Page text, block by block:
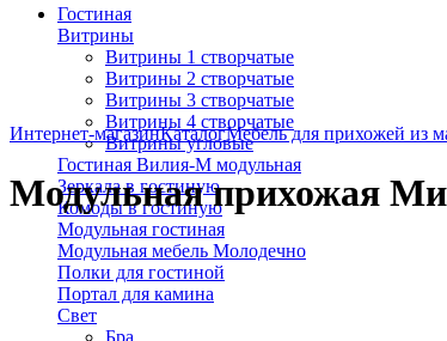
Гостиная
Витрины
Витрины 1 створчатые
Витрины 2 створчатые
Витрины 3 створчатые
Витрины 4 створчатые
Витрины угловые
Гостиная Вилия-М модульная
Зеркала в гостиную
Комоды в гостиную
Модульная гостиная
Модульная мебель Молодечно
Полки для гостиной
Портал для камина
Свет
Интернет-магазинКаталогМебель для прихожей из
Модульная прихожая